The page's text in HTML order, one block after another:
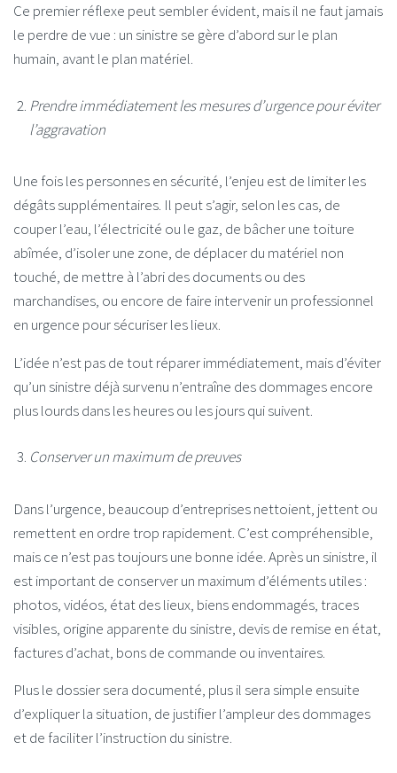
Ce premier réflexe peut sembler évident, mais il ne faut jamais
le perdre de vue : un sinistre se gère d’abord sur le plan
humain, avant le plan matériel.
Prendre immédiatement les mesures d’urgence pour éviter
l’aggravation
Une fois les personnes en sécurité, l’enjeu est de limiter les
dégâts supplémentaires. Il peut s’agir, selon les cas, de
couper l’eau, l’électricité ou le gaz, de bâcher une toiture
abîmée, d’isoler une zone, de déplacer du matériel non
touché, de mettre à l’abri des documents ou des
marchandises, ou encore de faire intervenir un professionnel
en urgence pour sécuriser les lieux.
L’idée n’est pas de tout réparer immédiatement, mais d’éviter
qu’un sinistre déjà survenu n’entraîne des dommages encore
plus lourds dans les heures ou les jours qui suivent.
Conserver un maximum de preuves
Dans l’urgence, beaucoup d’entreprises nettoient, jettent ou
remettent en ordre trop rapidement. C’est compréhensible,
mais ce n’est pas toujours une bonne idée. Après un sinistre, il
est important de conserver un maximum d’éléments utiles :
photos, vidéos, état des lieux, biens endommagés, traces
visibles, origine apparente du sinistre, devis de remise en état,
factures d’achat, bons de commande ou inventaires.
Plus le dossier sera documenté, plus il sera simple ensuite
d’expliquer la situation, de justifier l’ampleur des dommages
et de faciliter l’instruction du sinistre.